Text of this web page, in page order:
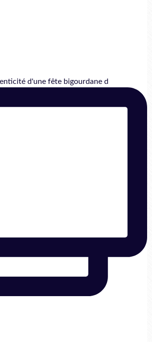
d'une fête bigourdane d